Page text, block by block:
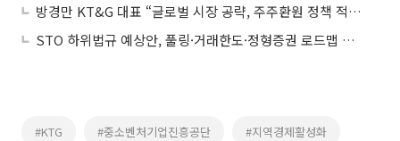
방경만 KT&G 대표 “글로벌 시장 공략, 주주환원 정책 적극 실행”
STO 하위법규 예상안, 풀링·거래한도·정형증권 로드맵 제시
#KTG #중소벤처기업진흥공단 #지역경제활성화